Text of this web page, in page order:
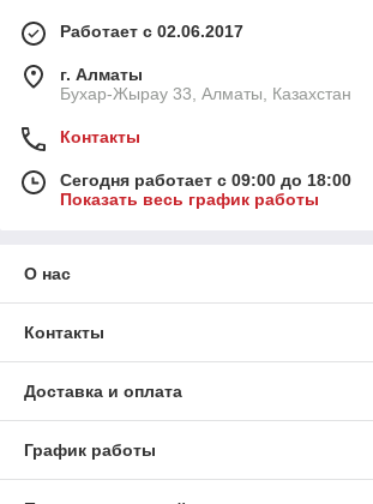
Работает с 02.06.2017
г. Алматы
Бухар-Жырау 33, Алматы, Казахстан
Контакты
Сегодня работает с 09:00 до 18:00
Показать весь график работы
О нас
Контакты
Доставка и оплата
График работы